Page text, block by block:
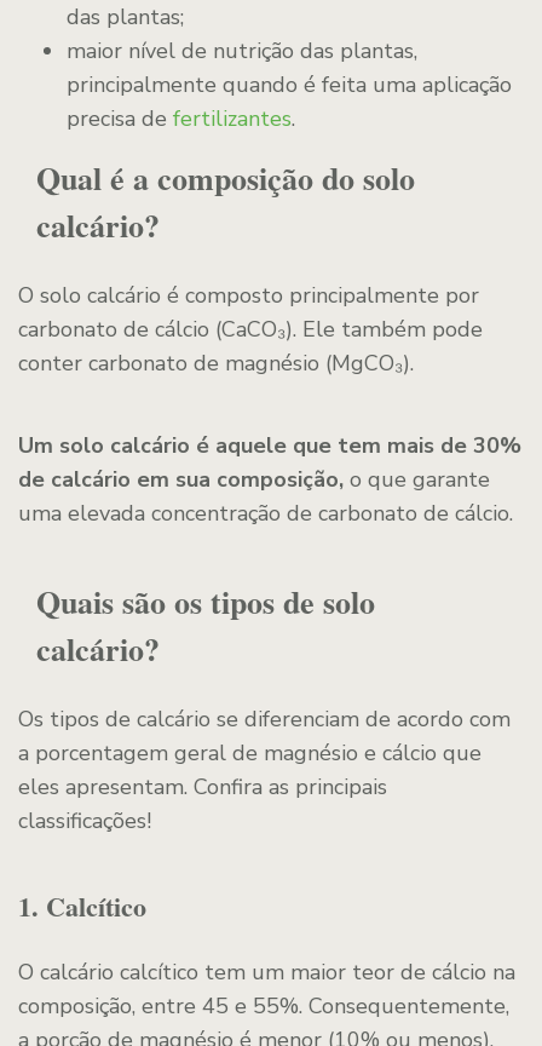
das plantas;
maior nível de nutrição das plantas,
principalmente quando é feita uma aplicação
precisa de fertilizantes.
Qual é a composição do solo
calcário?
O solo calcário é composto principalmente por
carbonato de cálcio (CaCO₃). Ele também pode
conter carbonato de magnésio (MgCO₃).
Um solo calcário é aquele que tem mais de 30%
de calcário em sua composição, o que garante
uma elevada concentração de carbonato de cálcio.
Quais são os tipos de solo
calcário?
Os tipos de calcário se diferenciam de acordo com
a porcentagem geral de magnésio e cálcio que
eles apresentam. Confira as principais
classificações!
1. Calcítico
O calcário calcítico tem um maior teor de cálcio na
composição, entre 45 e 55%. Consequentemente,
a porção de magnésio é menor (10% ou menos).